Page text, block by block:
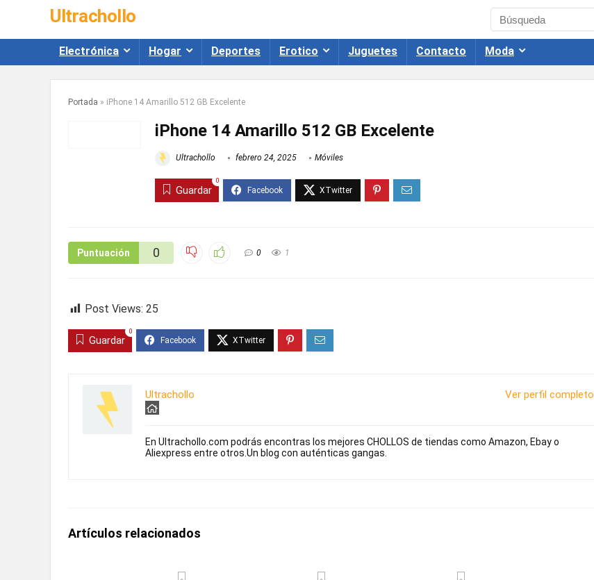
Ultrachollo
Electrónica Hogar Deportes Erotico Juguetes Contacto Moda
Portada » iPhone 14 Amarillo 512 GB Excelente
iPhone 14 Amarillo 512 GB Excelente
Ultrachollo febrero 24, 2025 Móviles
Guardar
0
Puntuación 0 0 1
Post Views: 25
Guardar
0
Ver perfil completo
Ultrachollo
En Ultrachollo.com podrás encontras los mejores CHOLLOS de tiendas como Amazon, Ebay o
Aliexpress entre otros.Un blog con auténticas gangas.
Artículos relacionados